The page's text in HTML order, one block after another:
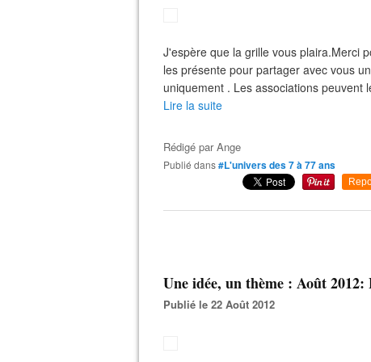
J'espère que la grille vous plaira.Merci
les présente pour partager avec vous
uniquement . Les associations peuvent
Lire la suite
Rédigé parAnge
Publié dans#L'univers des 7 à 77 ans
Une idée, un thème : Août 2012:
Publié le 22 Août 2012